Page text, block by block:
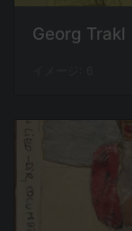
Georg Trakl